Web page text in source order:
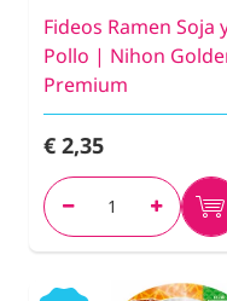
Fideos Ramen Soja
Pollo | Nihon
Premium
€ 2,35